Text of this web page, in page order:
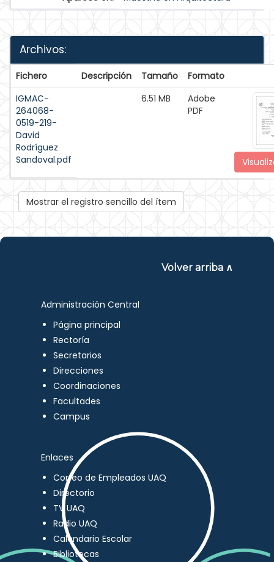
Archivos:
Fichero Descripción Tamaño
Formato
IGMAC-
264068-
0519-219-
David
Rodríguez
Sandoval.pdf
6.51 MB
Adobe
PDF
Mostrar el registro sencillo del ítem
Volver arriba ∧
Administración Central
Página principal
Rectoría
Secretarios
Direcciones
Coordinaciones
Facultades
Campus
Enlaces
Correo de Empleados UAQ
Directorio
TV UAQ
Radio UAQ
Calendario Escolar
Bibliotecas